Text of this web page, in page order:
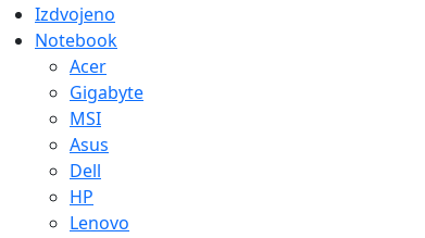
Izdvojeno
Notebook
Acer
Gigabyte
MSI
Asus
Dell
HP
Lenovo